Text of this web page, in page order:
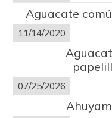
Aguacate
11/14/2020
07/25/2026